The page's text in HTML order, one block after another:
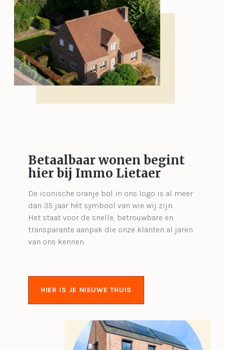
Betaalbaar wonen begint
hier bij Immo Lietaer
De iconische oranje bol in ons logo is al meer
dan 35 jaar hét symbool van wie wij zijn.
Het staat voor de snelle, betrouwbare en
transparante aanpak die onze klanten al jaren
van ons kennen.
HIER IS JE NIEUWE THUIS